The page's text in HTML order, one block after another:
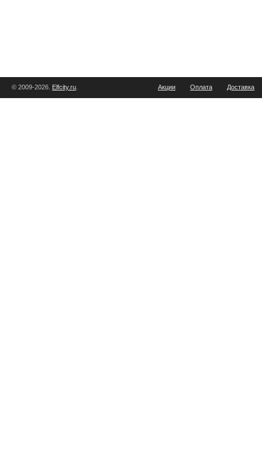
© 2009-2026. Elfcity.ru Акции Оплата Доставка